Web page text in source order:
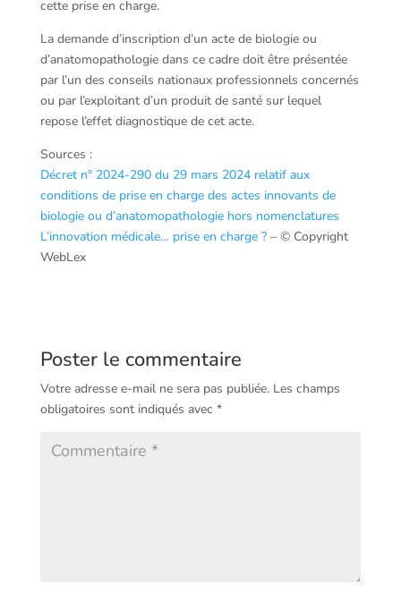
cette prise en charge.
La demande d’inscription d’un acte de biologie ou
d’anatomopathologie dans ce cadre doit être présentée
par l’un des conseils nationaux professionnels concernés
ou par l’exploitant d’un produit de santé sur lequel
repose l’effet diagnostique de cet acte.
Sources :
Décret n° 2024-290 du 29 mars 2024 relatif aux
conditions de prise en charge des actes innovants de
biologie ou d’anatomopathologie hors nomenclatures
L’innovation médicale… prise en charge ?– © Copyright
WebLex
Poster le commentaire
Votre adresse e-mail ne sera pas publiée. Les champs
obligatoires sont indiqués avec *